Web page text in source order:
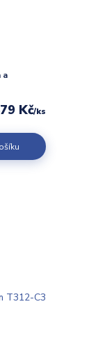
a
Kč/ks